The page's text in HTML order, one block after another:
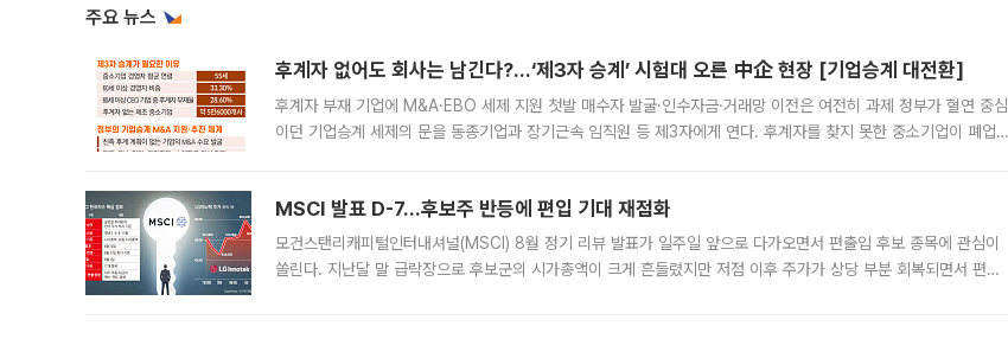
주요 뉴스
후계자 없어도 회사는 남긴다?…‘제3자 승계’ 시험대 오른 中企 현장 [기업승계 대전환]
후계자 부재 기업에 M&A·EBO 세제 지원 첫발 매수자 발굴·인수자금·거래망 이전은 여전히 과제 정부가 혈연 중심
이던 기업승계 세제의 문을 동종기업과 장기근속 임직원 등 제3자에게 연다. 후계자를 찾지 못한 중소기업이 폐업
MSCI 발표 D-7…후보주 반등에 편입 기대 재점화
모건스탠리캐피털인터내셔널(MSCI) 8월 정기 리뷰 발표가 일주일 앞으로 다가오면서 편출입 후보 종목에 관심이
쏠린다. 지난달 말 급락장으로 후보군의 시가총액이 크게 흔들렸지만 저점 이후 주가가 상당 부분 회복되면서 편입